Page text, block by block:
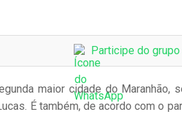
Participe do
maior cidade do Maranhão,
É também, de acordo com o